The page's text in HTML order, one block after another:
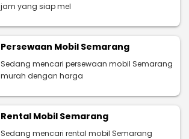
jam yang siap mel
Persewaan Mobil Semarang
Sedang mencari persewaan mobil Semarang
murah dengan harga
Rental Mobil Semarang
Sedang mencari rental mobil Semarang